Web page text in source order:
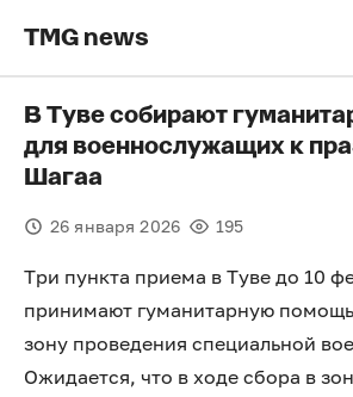
TMG news
В Туве собирают
для военнослужащих к
Шагаа
26 января 2026 195
Три пункта приема в Туве до 10
принимают гуманитарную
зону проведения специальной
Ожидается, что в ходе сбора в